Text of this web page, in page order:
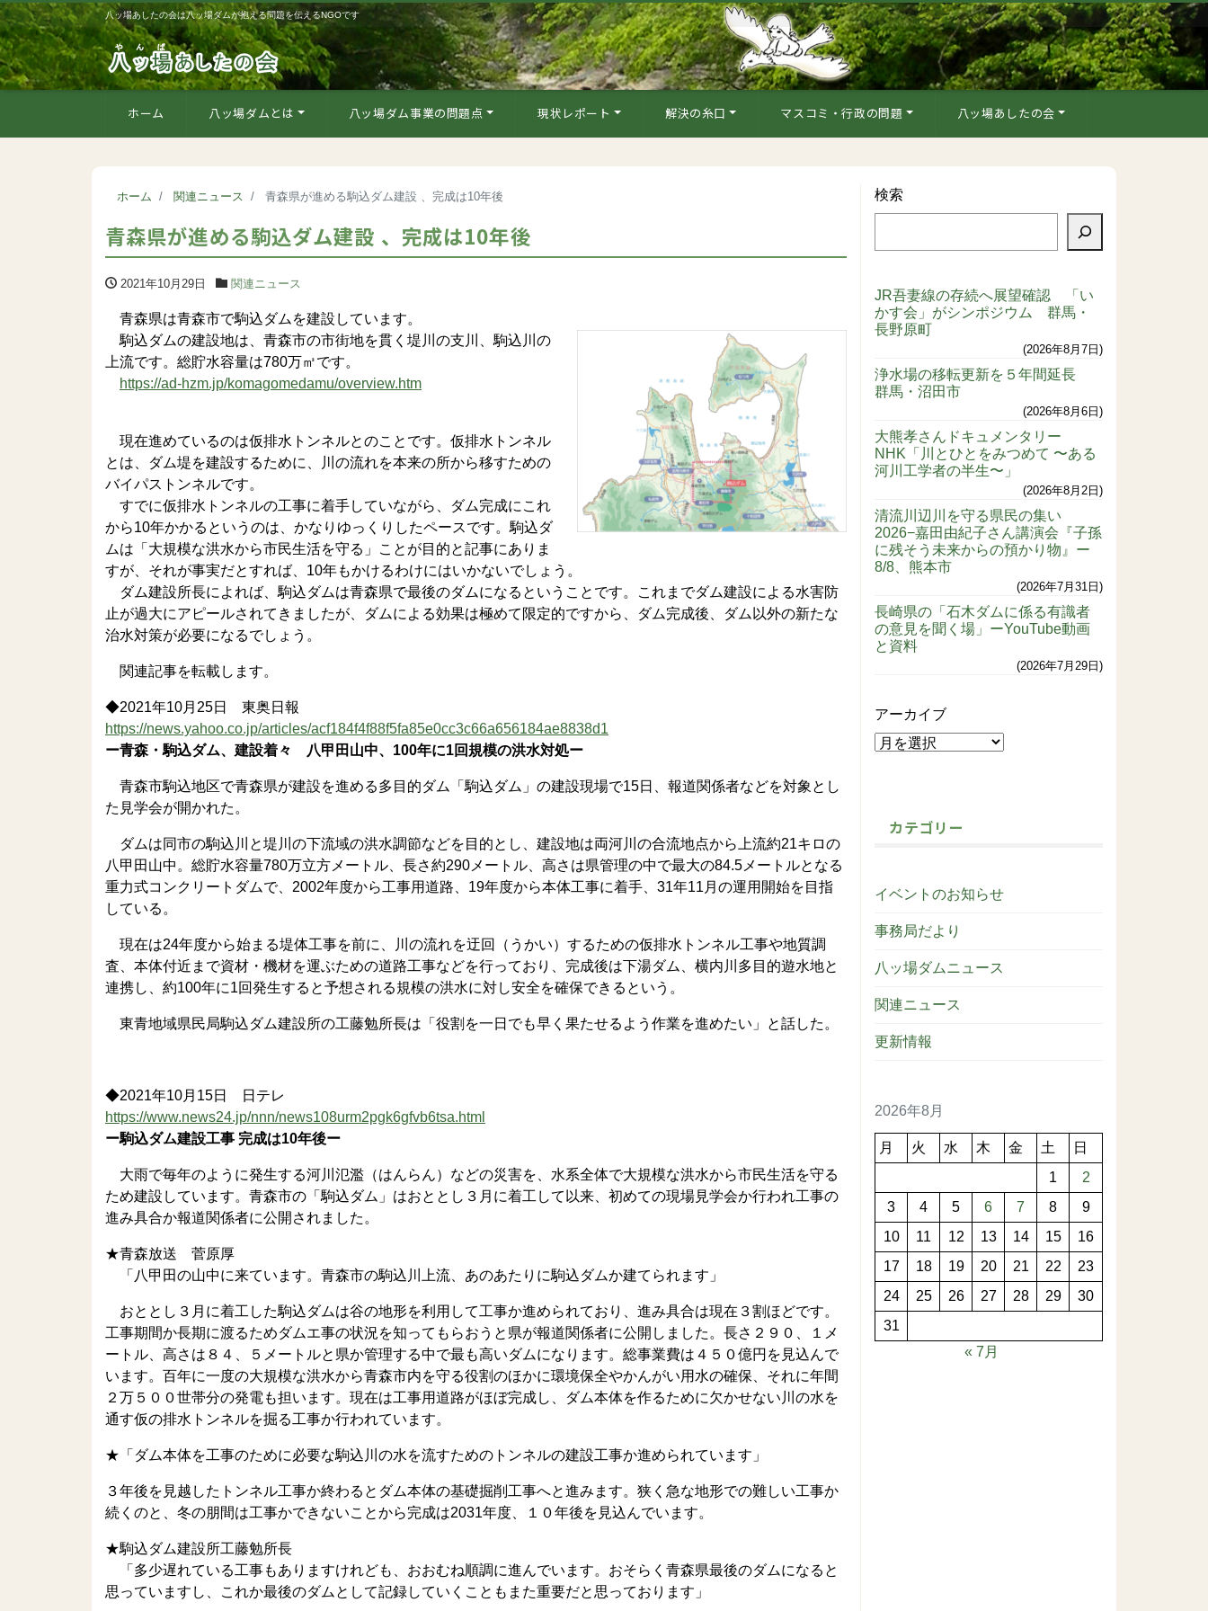
八ッ場あしたの会は八ッ場ダムが抱える問題を伝えるNGOです
ホーム 八ッ場ダムとは 八ッ場ダム事業の問題点 現状レポート 解決の糸口 マスコミ・行政の問題 八ッ場あしたの会
ホーム 関連ニュース 青森県が進める駒込ダム建設 、完成は10年後
青森県が進める駒込ダム建設 、完成は10年後
2021年10月29日 関連ニュース
青森県は青森市で駒込ダムを建設しています。
駒込ダムの建設地は、青森市の市街地を貫く堤川の支川、駒込川の
上流です。総貯水容量は780万㎥です。
https://ad-hzm.jp/komagomedamu/overview.htm
現在進めているのは仮排水トンネルとのことです。仮排水トンネル
とは、ダム堤を建設するために、川の流れを本来の所から移すための
バイパストンネルです。
すでに仮排水トンネルの工事に着手していながら、ダム完成にこれ
から10年かかるというのは、かなりゆっくりしたペースです。駒込ダ
ムは「大規模な洪水から市民生活を守る」ことが目的と記事にありま
すが、それが事実だとすれば、10年もかけるわけにはいかないでしょう。
ダム建設所長によれば、駒込ダムは青森県で最後のダムになるということです。これまでダム建設による水害防
止が過大にアピールされてきましたが、ダムによる効果は極めて限定的ですから、ダム完成後、ダム以外の新たな
治水対策が必要になるでしょう。
関連記事を転載します。
◆2021年10月25日 東奥日報
https://news.yahoo.co.jp/articles/acf184f4f88f5fa85e0cc3c66a656184ae8838d1
ー青森・駒込ダム、建設着々 八甲田山中、100年に1回規模の洪水対処ー
青森市駒込地区で青森県が建設を進める多目的ダム「駒込ダム」の建設現場で15日、報道関係者などを対象とし
た見学会が開かれた。
ダムは同市の駒込川と堤川の下流域の洪水調節などを目的とし、建設地は両河川の合流地点から上流約21キロの
八甲田山中。総貯水容量780万立方メートル、長さ約290メートル、高さは県管理の中で最大の84.5メートルとなる
重力式コンクリートダムで、2002年度から工事用道路、19年度から本体工事に着手、31年11月の運用開始を目指
している。
現在は24年度から始まる堤体工事を前に、川の流れを迂回（うかい）するための仮排水トンネル工事や地質調
査、本体付近まで資材・機材を運ぶための道路工事などを行っており、完成後は下湯ダム、横内川多目的遊水地と
連携し、約100年に1回発生すると予想される規模の洪水に対し安全を確保できるという。
東青地域県民局駒込ダム建設所の工藤勉所長は「役割を一日でも早く果たせるよう作業を進めたい」と話した。
◆2021年10月15日 日テレ
https://www.news24.jp/nnn/news108urm2pgk6gfvb6tsa.html
ー駒込ダム建設工事 完成は10年後ー
大雨で毎年のように発生する河川氾濫（はんらん）などの災害を、水系全体で大規模な洪水から市民生活を守る
ため建設しています。青森市の「駒込ダム」はおととし３月に着工して以来、初めての現場見学会か行われ工事の
進み具合か報道関係者に公開されました。
★青森放送 菅原厚
「八甲田の山中に来ています。青森市の駒込川上流、あのあたりに駒込ダムか建てられます」
おととし３月に着工した駒込ダムは谷の地形を利用して工事か進められており、進み具合は現在３割ほどです。
工事期間か長期に渡るためダムエ事の状況を知ってもらおうと県が報道関係者に公開しました。長さ２９０、１メ
ートル、高さは８４、５メートルと県か管理する中で最も高いダムになります。総事業費は４５０億円を見込んで
います。百年に一度の大規模な洪水から青森市内を守る役割のほかに環境保全やかんがい用水の確保、それに年間
２万５００世帯分の発電も担います。現在は工事用道路がほぼ完成し、ダム本体を作るために欠かせない川の水を
通す仮の排水トンネルを掘る工事か行われています。
★「ダム本体を工事のために必要な駒込川の水を流すためのトンネルの建設工事か進められています」
３年後を見越したトンネル工事か終わるとダム本体の基礎掘削工事へと進みます。狭く急な地形での難しい工事か
続くのと、冬の朋間は工事かできないことから完成は2031年度、１０年後を見込んでいます。
★駒込ダム建設所工藤勉所長
「多少遅れている工事もありますけれども、おおむね順調に進んでいます。おそらく青森県最後のダムになると
思っていますし、これか最後のダムとして記録していくこともまた重要だと思っております」
検索
JR吾妻線の存続へ展望確認 「い
かす会」がシンポジウム 群馬・
長野原町
2026年8月7日
浄水場の移転更新を５年間延長
群馬・沼田市
2026年8月6日
大熊孝さんドキュメンタリー
NHK「川とひとをみつめて 〜ある
河川工学者の半生〜」
2026年8月2日
清流川辺川を守る県民の集い
2026−嘉田由紀子さん講演会『子孫
に残そう未来からの預かり物』ー
8/8、熊本市
2026年7月31日
長崎県の「石木ダムに係る有識者
の意見を聞く場」ーYouTube動画
と資料
2026年7月29日
アーカイブ
カテゴリー
イベントのお知らせ
事務局だより
八ッ場ダムニュース
関連ニュース
更新情報
2026年8月
月 火 水 木 金 土
日
1
2
3
4 5 6 7 8
9
10
11 12 13 14 15
16
17
18 19 20 21 22
23
24
25 26 27 28 29
30
31
« 7月